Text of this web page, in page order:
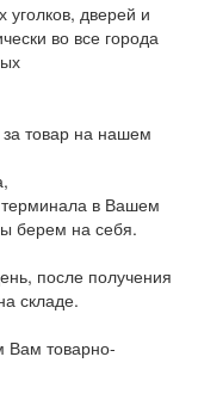
дверей и
во все города
товар на нашем
в Вашем
берем на себя.
после получения
складе.
товарно-